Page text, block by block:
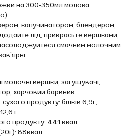
на 300-350мл молока
капучинатором, блендером,
лід, прикрасьте вершками,
смачним молочним
молочні вершки, загущувачі,
харчовий барвник.
продукту: білків 6,9г,
г.
продукту: 441 ккал
88ккал